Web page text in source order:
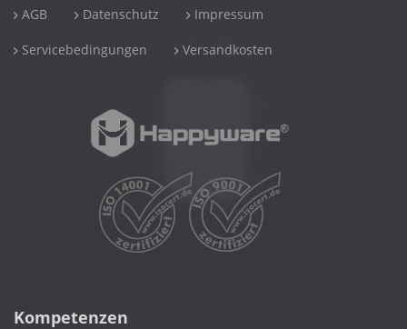
AGB Datenschutz Impressum
Servicebedingungen Versandkosten
Kompetenzen